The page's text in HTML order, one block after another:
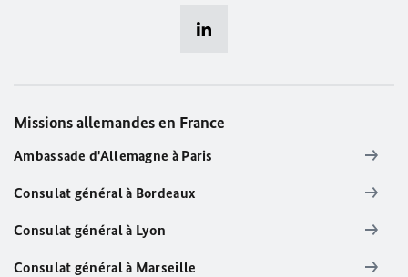
Missions allemandes en France
Ambassade d'Allemagne à Paris
Consulat général à Bordeaux
Consulat général à Lyon
Consulat général à Marseille